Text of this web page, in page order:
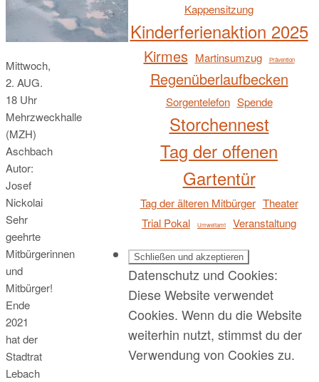
Mittwoch,
2. AUG.
18 Uhr
Mehrzweckhalle
(MZH)
Aschbach
Autor:
Josef
Nickolai
Sehr
geehrte
Mitbürgerinnen
und
Mitbürger!
Ende
2021
hat der
Stadtrat
Lebach
Kappensitzung
Kinderferienaktion 2025
Kirmes Martinsumzug Prävention
Regenüberlaufbecken
Sorgentelefon Spende
Storchennest
Tag der offenen
Gartentür
Tag der älteren Mitbürger Theater
Trial Pokal
Umweltamt Veranstaltung
Datenschutz und Cookies:
Diese Website verwendet
Cookies. Wenn du die Website
weiterhin nutzt, stimmst du der
Verwendung von Cookies zu.